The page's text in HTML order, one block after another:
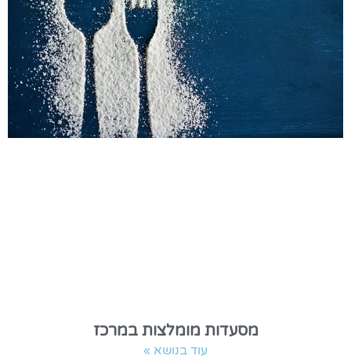
מסעדות מומלצות במרכז
עוד בנושא »